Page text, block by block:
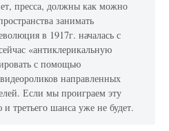
пресса, должны как можно
занимать
в 1917г. началась с
«антиклерикальную
с помощью
направленных
Если мы проиграем эту
третьего шанса уже не будет.